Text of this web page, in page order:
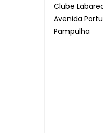
Clube
Avenida
Pampulha